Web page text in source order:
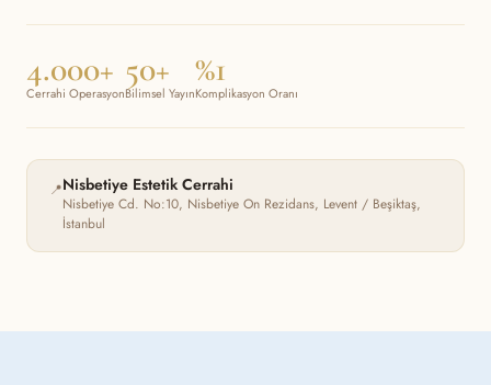
4.000+
Cerrahi Operasyon
50+
Bilimsel Yayın
%1
Komplikasyon Oranı
📍Nisbetiye Estetik Cerrahi
Nisbetiye Cd. No:10, Nisbetiye On Rezidans, Levent / Beşiktaş,
İstanbul